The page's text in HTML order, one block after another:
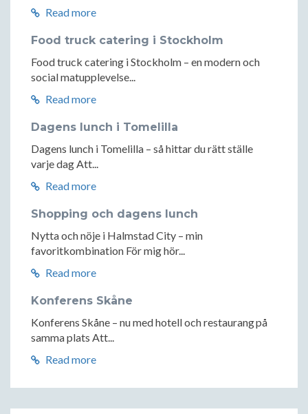
Read more
Food truck catering i Stockholm
Food truck catering i Stockholm – en modern och
social matupplevelse...
Read more
Dagens lunch i Tomelilla
Dagens lunch i Tomelilla – så hittar du rätt ställe
varje dag Att...
Read more
Shopping och dagens lunch
Nytta och nöje i Halmstad City – min
favoritkombination För mig hör...
Read more
Konferens Skåne
Konferens Skåne – nu med hotell och restaurang på
samma plats Att...
Read more